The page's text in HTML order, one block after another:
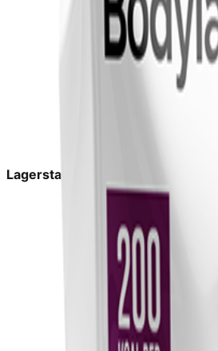
Lagerstatus: